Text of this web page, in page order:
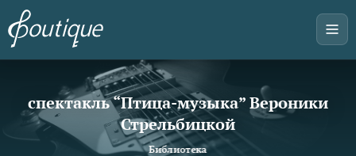
спектакль “Птица-музыка” Вероники
Стрельбицкой
Библиотека